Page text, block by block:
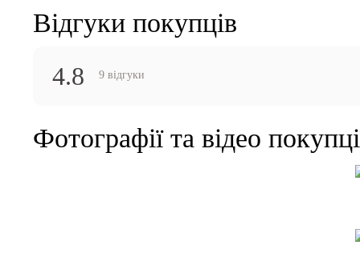
Відгуки покупців
4.8 9 відгуки
Фотографії та відео